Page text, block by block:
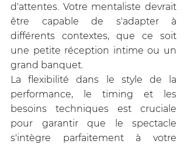
d'attentes. Votre mentaliste devrait
être capable de s'adapter à
différents contextes, que ce soit
une petite réception intime ou un
grand banquet.
La flexibilité dans le style de la
performance, le timing et les
besoins techniques est cruciale
pour garantir que le spectacle
s'intègre parfaitement à votre